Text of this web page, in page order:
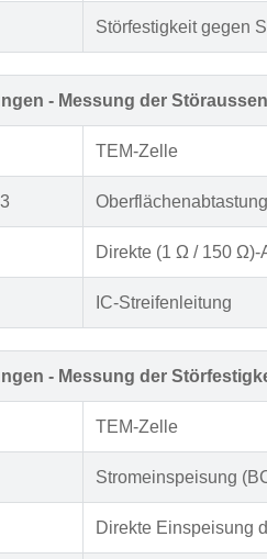
Störfestigkeit gegen
- Messung der
TEM-Zelle
Oberflächenabtastung
Direkte (1 Ω / 150 Ω)-
IC-Streifenleitung
- Messung der
TEM-Zelle
Stromeinspeisung
Direkte Einspeisung